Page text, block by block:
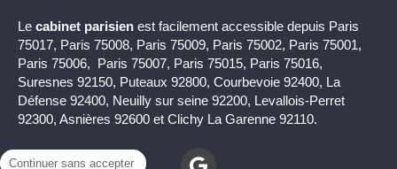
Le cabinet parisien est facilement accessible depuis Paris
75017, Paris 75008, Paris 75009, Paris 75002, Paris 75001,
Paris 75006, Paris 75007, Paris 75015, Paris 75016,
Suresnes 92150, Puteaux 92800, Courbevoie 92400, La
Défense 92400, Neuilly sur seine 92200, Levallois-Perret
92300, Asnières 92600 et Clichy La Garenne 92110.
Continuer sans accepter